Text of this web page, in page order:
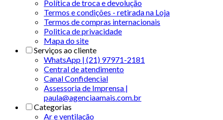
Política de troca e devolução
Termos e condições - retirada na Loja
Termos de compras internacionais
Politica de privacidade
Mapa do site
Serviços ao cliente
WhatsApp | (21) 97971-2181
Central de atendimento
Canal Confidencial
Assessoria de Imprensa |
paula@agenciaamais.com.br
Categorias
Ar e ventilação